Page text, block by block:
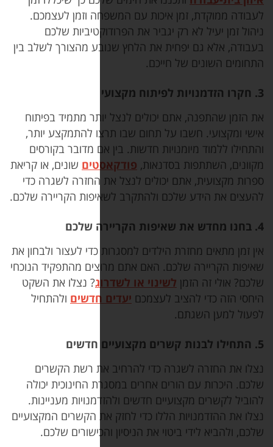
איכות עם המשפחה וזמן לעצמכם.
יגביר את הפרודוקטיביות שלכם
את הלחץ שנובע מהצורך לשלב בין
חייכם.
יכולים לנצל יותר מתמיד בפיתוח
על תחום שבו תרצו להתמקצע יותר,
חדשות. בין אם מדובר בקורסים
פודקאסטיםשונים, או קריאת
יכולים לנצל את החזרה לשגרה כדי
ולהתקרב לשאיפות הקריירה שלכם.
הילדים למסגרות כדי לעצור ולבחון את
האם אתם מרוצים מהתפקיד הנוכחי
לשינוי או לשדרוג? נצלו את השקט
לעצמכםיעדים חדשיםולהתחיל
כדי להרחיב את רשת הקשרים
אחרים במסגרת החינוכית יכולה
חדשים ולהזדמנויות מעניינות.
הללו כדי לחזק את הקשרים המקצועיים
את הניסיון והכישורים שלכם.